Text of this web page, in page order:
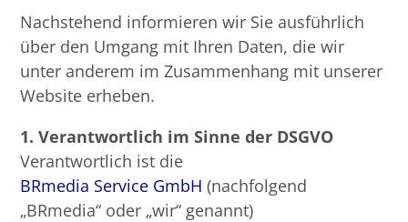
Nachstehend informieren wir Sie ausführlich
über den Umgang mit Ihren Daten, die wir
unter anderem im Zusammenhang mit unserer
Website erheben.
1. Verantwortlich im Sinne der DSGVO
Verantwortlich ist die
BRmedia Service GmbH (nachfolgend
„BRmedia“ oder „wir“ genannt)